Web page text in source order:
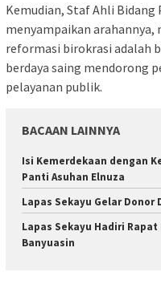
Kemudian, Staf Ahli Bidang
menyampaikan
reformasi birokrasi adalah
berdaya saing mendorong
pelayanan publik.
BACAAN LAINNYA
Isi Kemerdekaan dengan
Panti Asuhan Elnuza
Lapas Sekayu Gelar Donor
Lapas Sekayu Hadiri
Banyuasin